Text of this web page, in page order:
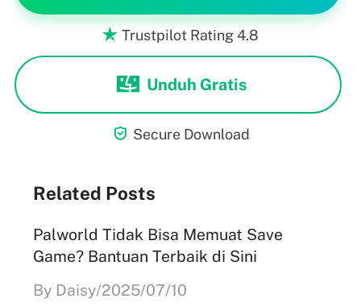
 Trustpilot Rating 4.8
Unduh Gratis
 Secure Download
Related Posts
Palworld Tidak Bisa Memuat Save
Game? Bantuan Terbaik di Sini
By Daisy/2025/07/10